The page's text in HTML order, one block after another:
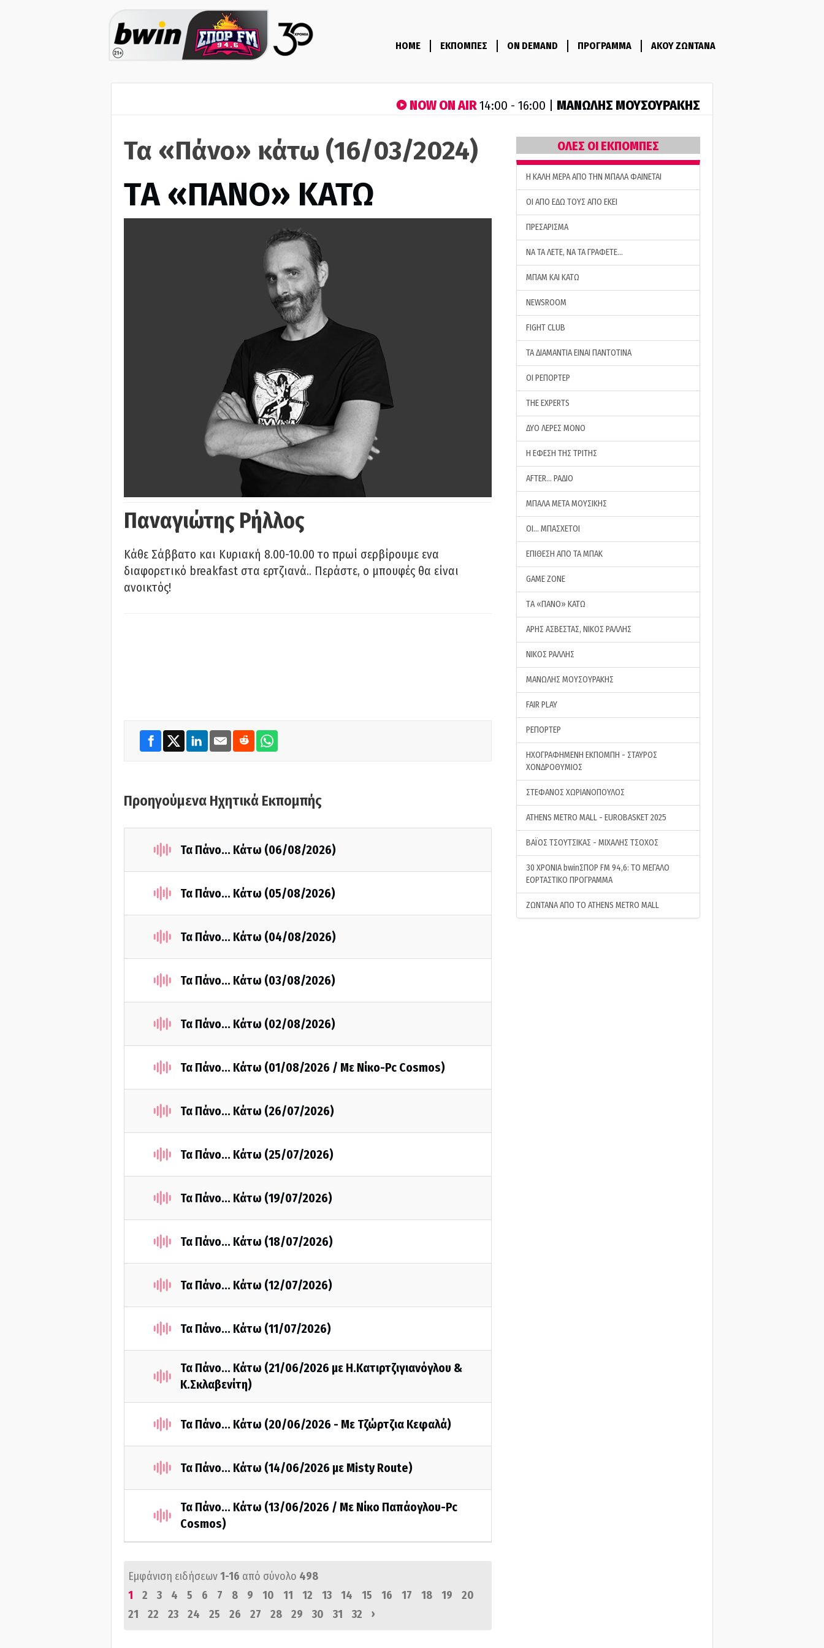
HOME ΕΚΠΟΜΠΕΣ ON DEMAND ΠΡΟΓΡΑΜΜΑ ΑΚΟΥ ΖΩΝΤΑΝΑ
NOW ON AIR14:00 - 16:00 | ΜΑΝΩΛΗΣ ΜΟΥΣΟΥΡΑΚΗΣ
Τα «Πάνο» κάτω (16/03/2024)
ΤA «ΠΑΝΟ» ΚΑΤΩ
Παναγιώτης Ρήλλος
Κάθε Σάββατο και Κυριακή 8.00-10.00 το πρωί σερβίρουμε ενα
διαφορετικό breakfast στα ερτζιανά.. Περάστε, ο μπουφές θα είναι
ανοικτός!
Προηγούμενα Ηχητικά Εκπομπής
Τα Πάνο... Κάτω (06/08/2026)
Τα Πάνο... Κάτω (05/08/2026)
Τα Πάνο... Κάτω (04/08/2026)
Τα Πάνο... Κάτω (03/08/2026)
Τα Πάνο... Κάτω (02/08/2026)
Τα Πάνο... Κάτω (01/08/2026 / Με Νίκο-Pc Cosmos)
Τα Πάνο... Κάτω (26/07/2026)
Τα Πάνο... Κάτω (25/07/2026)
Τα Πάνο... Κάτω (19/07/2026)
Τα Πάνο... Κάτω (18/07/2026)
Τα Πάνο... Κάτω (12/07/2026)
Τα Πάνο... Κάτω (11/07/2026)
Τα Πάνο... Κάτω (21/06/2026 με Η.Κατιρτζιγιανόγλου &
Κ.Σκλαβενίτη)
Τα Πάνο... Κάτω (20/06/2026 - Με Τζώρτζια Κεφαλά)
Τα Πάνο... Κάτω (14/06/2026 με Misty Route)
Τα Πάνο... Κάτω (13/06/2026 / Με Νίκο Παπάογλου-Pc
Cosmos)
Εμφάνιση ειδήσεων1-16 από σύνολο 498
1
2 3 4 5 6 7 8 9 10 11 12 13 14 15 16 17 18 19
20
21
22 23 24 25 26 27 28 29 30 31 32 ›
ΟΛΕΣ ΟΙ ΕΚΠΟΜΠΕΣ
H ΚΑΛΗ ΜΕΡΑ ΑΠΟ ΤΗΝ ΜΠΑΛΑ ΦΑΙΝΕΤΑΙ
ΟΙ ΑΠΟ ΕΔΩ ΤΟΥΣ ΑΠΟ ΕΚΕΙ
ΠΡΕΣΑΡΙΣΜΑ
ΝΑ ΤΑ ΛΕΤΕ, ΝΑ ΤΑ ΓΡΑΦΕΤΕ…
ΜΠΑΜ ΚΑΙ ΚΑΤΩ
NEWSROOM
FIGHT CLUB
ΤΑ ΔΙΑΜΑΝΤΙΑ ΕΙΝΑΙ ΠΑΝΤΟΤΙΝΑ
ΟΙ ΡΕΠΟΡΤΕΡ
THE EXPERTS
ΔΥΟ ΛΕΡΕΣ ΜΟΝΟ
Η ΕΦΕΣΗ ΤΗΣ ΤΡΙΤΗΣ
AFTER… ΡΑΔΙΟ
ΜΠΑΛΑ ΜΕΤΑ ΜΟΥΣΙΚΗΣ
ΟΙ… ΜΠΑΣΧΕΤΟΙ
ΕΠΙΘΕΣΗ ΑΠΟ ΤΑ ΜΠΑΚ
GAME ZONE
ΤA «ΠΑΝΟ» ΚΑΤΩ
ΑΡΗΣ ΑΣΒΕΣΤΑΣ, ΝΙΚΟΣ ΡΑΛΛΗΣ
ΝΙΚΟΣ ΡΑΛΛΗΣ
ΜΑΝΩΛΗΣ ΜΟΥΣΟΥΡΑΚΗΣ
FAIR PLAY
ΡΕΠΟΡΤΕΡ
ΗΧΟΓΡΑΦΗΜΕΝΗ ΕΚΠΟΜΠΗ - ΣΤΑΥΡΟΣ
ΧΟΝΔΡΟΘΥΜΙΟΣ
ΣΤΕΦΑΝΟΣ ΧΩΡΙΑΝΟΠΟΥΛΟΣ
ATHENS METRO MALL - EUROBASKET 2025
ΒΑΪΟΣ ΤΣΟΥΤΣΙΚΑΣ - ΜΙΧΑΛΗΣ ΤΣΟΧΟΣ
30 ΧΡΟΝΙΑ bwinΣΠΟΡ FM 94,6: ΤΟ ΜΕΓΑΛΟ
ΕΟΡΤΑΣΤΙΚΟ ΠΡΟΓΡΑΜΜΑ
ΖΩΝΤΑΝΑ ΑΠΟ ΤΟ ATHENS METRO MALL